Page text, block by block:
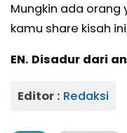
Mungkin ada orang
kamu share kisah
EN. Disadur dari
Editor : Redaksi